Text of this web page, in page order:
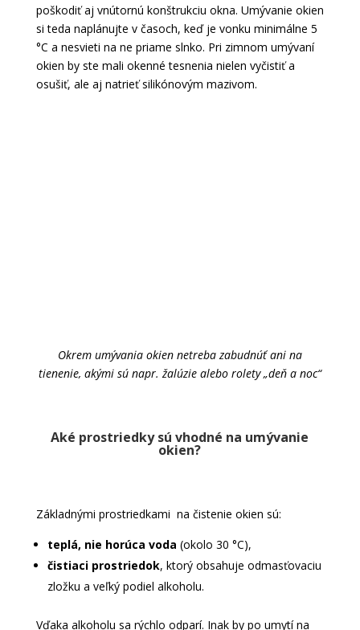
poškodiť aj vnútornú konštrukciu okna. Umývanie okien
si teda naplánujte v časoch, keď je vonku minimálne 5
°C a nesvieti na ne priame slnko. Pri zimnom umývaní
okien by ste mali okenné tesnenia nielen vyčistiť a
osušiť, ale aj natrieť silikónovým mazivom.
Okrem umývania okien netreba zabudnúť ani na
tienenie, akými sú napr. žalúzie alebo rolety „deň a noc“
Aké prostriedky sú vhodné na umývanie
okien?
Základnými prostriedkami na čistenie okien sú:
teplá, nie horúca voda (okolo 30 °C),
čistiaci prostriedok, ktorý obsahuje odmasťovaciu
zložku a veľký podiel alkoholu.
Vďaka alkoholu sa rýchlo odparí. Inak by po umytí na